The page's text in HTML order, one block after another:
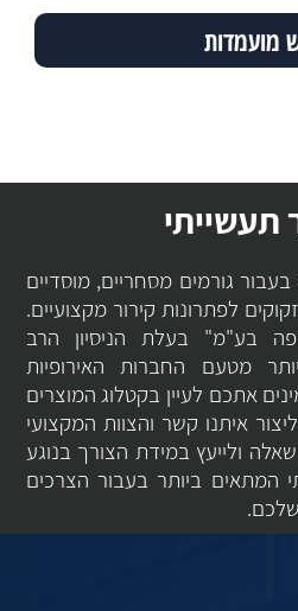
תעשייתי
גורמים מסחריים, מוסדיים
לפתרונות קירור מקצועיים.
בע"מ" בעלת הניסיון הרב
מטעם החברות האירופיות
אתכם לעיין בקטלוג המוצרים
איתנו קשר והצוות המקצועי
ולייעץ במידת הצורך בנוגע
המתאים ביותר בעבור הצרכים